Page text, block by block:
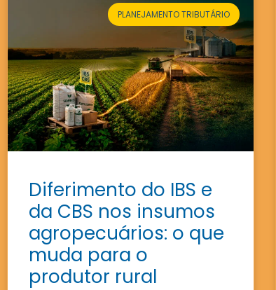
PLANEJAMENTO TRIBUTÁRIO
Diferimento do IBS e
da CBS nos insumos
agropecuários: o que
muda para o
produtor rural